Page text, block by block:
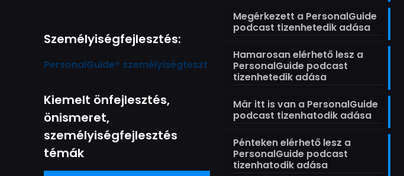
Személyiségfejlesztés:
PersonalGuide® személyiségteszt
Kiemelt önfejlesztés,
önismeret,
személyiségfejlesztés
témák
Megérkezett a PersonalGuide
podcast tizenhetedik adása
Hamarosan elérhető lesz a
PersonalGuide podcast
tizenhetedik adása
Már itt is van a PersonalGuide
podcast tizenhatodik adása
Pénteken elérhető lesz a
PersonalGuide podcast
tizenhatodik adása